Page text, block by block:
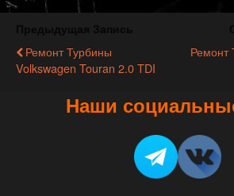
Ремонт Турбины
Volkswagen Touran 2.0 TDI
Ремонт
Наши